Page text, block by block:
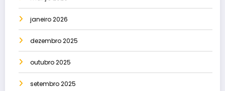
janeiro 2026
dezembro 2025
outubro 2025
setembro 2025